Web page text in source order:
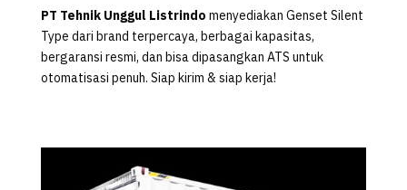
PT Tehnik Unggul Listrindo menyediakan Genset Silent
Type dari brand terpercaya, berbagai kapasitas,
bergaransi resmi, dan bisa dipasangkan ATS untuk
otomatisasi penuh. Siap kirim & siap kerja!